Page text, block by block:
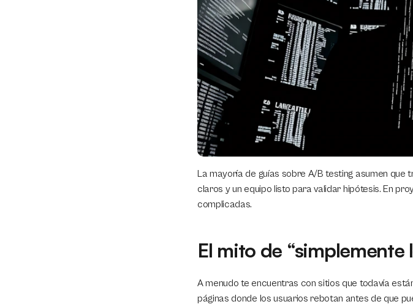
La mayoría de guías sobre A/B testing asumen
claros y un equipo listo para validar hipótesis. En
complicadas.
El mito de “simplemente
A menudo te encuentras con sitios que todavía
páginas donde los usuarios rebotan antes de que